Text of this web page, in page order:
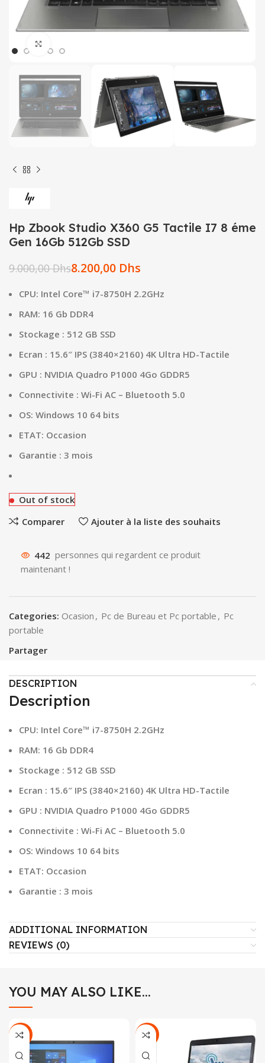
Hp Zbook Studio X360 G5 Tactile I7 8 éme
Gen 16Gb 512Gb SSD
9.000,00Dhs8.200,00 Dhs
CPU: Intel Core™ i7-8750H 2.2GHz
RAM: 16 Gb DDR4
Stockage : 512 GB SSD
Ecran : 15.6″ IPS (3840×2160) 4K Ultra HD-Tactile
GPU : NVIDIA Quadro P1000 4Go GDDR5
Connectivite : Wi-Fi AC – Bluetooth 5.0
OS: Windows 10 64 bits
ETAT: Occasion
Garantie : 3 mois
Out of stock
Comparer
Ajouter à la liste des souhaits
442 personnes qui regardent ce produit
maintenant !
Categories: Ocasion , Pc de Bureau et Pc portable , Pc
portable
Partager
DESCRIPTION
Description
CPU: Intel Core™ i7-8750H 2.2GHz
RAM: 16 Gb DDR4
Stockage : 512 GB SSD
Ecran : 15.6″ IPS (3840×2160) 4K Ultra HD-Tactile
GPU : NVIDIA Quadro P1000 4Go GDDR5
Connectivite : Wi-Fi AC – Bluetooth 5.0
OS: Windows 10 64 bits
ETAT: Occasion
Garantie : 3 mois
ADDITIONAL INFORMATION
REVIEWS (0)
YOU MAY ALSO LIKE…
-14% -35%